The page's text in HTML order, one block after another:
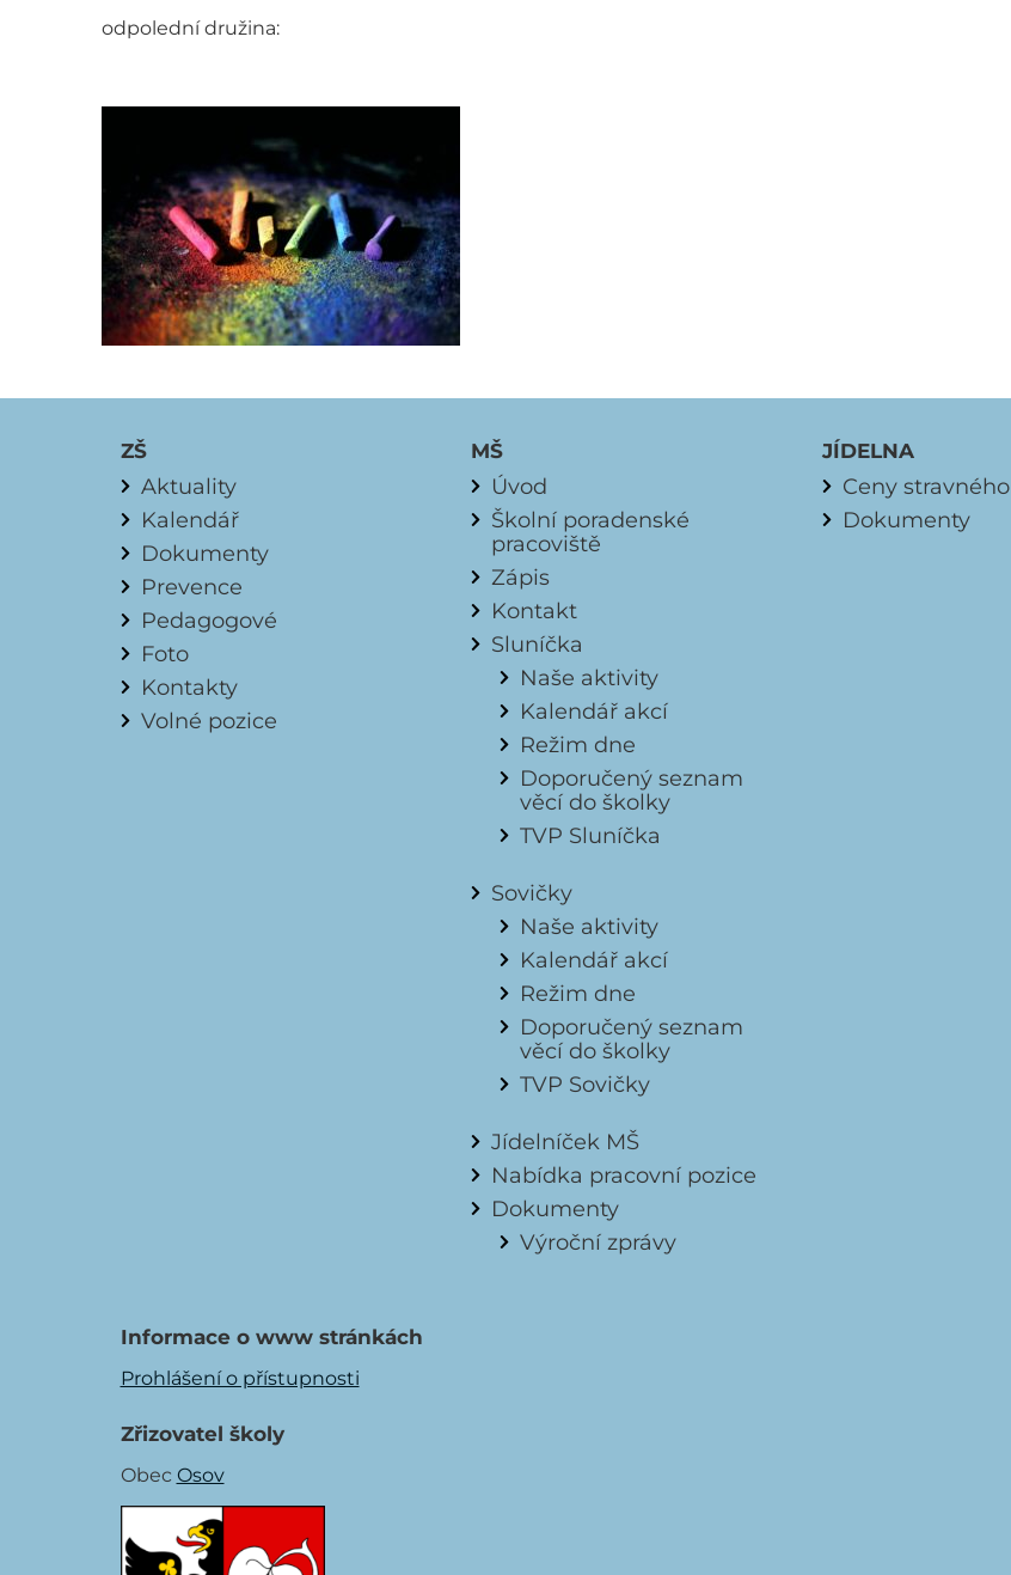
odpolední družina:
ZŠ
Aktuality
Kalendář
Dokumenty
Prevence
Pedagogové
Foto
Kontakty
Volné pozice
MŠ
Úvod
Školní poradenské
pracoviště
Zápis
Kontakt
Sluníčka
Naše aktivity
Kalendář akcí
Režim dne
Doporučený seznam
věcí do školky
TVP Sluníčka
Sovičky
Naše aktivity
Kalendář akcí
Režim dne
Doporučený seznam
věcí do školky
TVP Sovičky
Jídelníček MŠ
Nabídka pracovní pozice
Dokumenty
Výroční zprávy
JÍDELNA
Ceny stravného
Dokumenty
Informace o www stránkách
Prohlášení o přístupnosti
Zřizovatel školy
Obec Osov